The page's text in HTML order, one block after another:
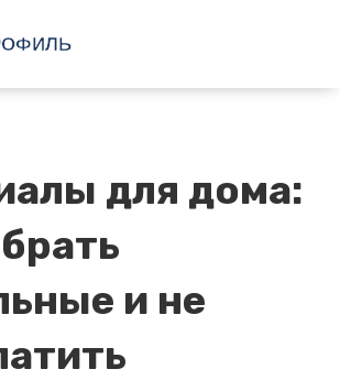
для дома:
и не